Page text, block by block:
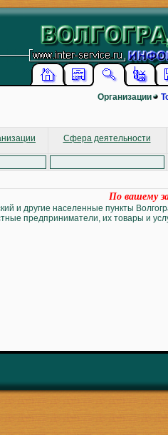
Организации
Сфера деятельности
По вашему
и другие населенные пункты
предприниматели, их товары и